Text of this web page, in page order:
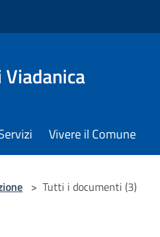
Viadanica
Vivere il Comune
> Tutti i documenti (3)